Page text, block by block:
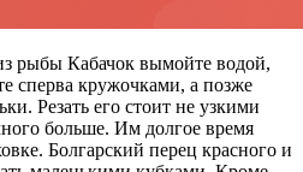
рыбы Кабачок вымойте водой,
сперва кружочками, а позже
Резать его стоит не узкими
больше. Им долгое время
Болгарский перец красного и